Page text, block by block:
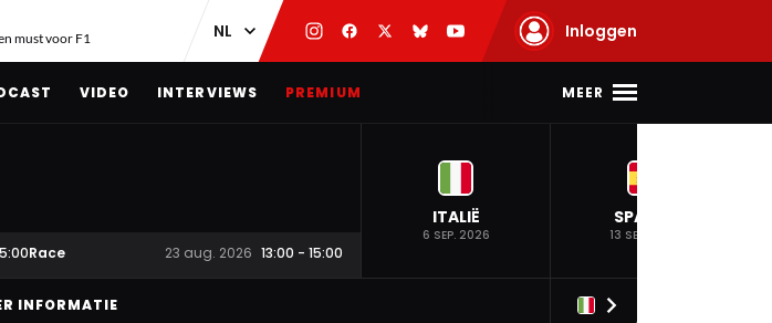
must voor F1 Inloggen
VIDEO INTERVIEWS PREMIUM MEER
Race 23 aug. 2026 13:00 - 15:00
ITALIË
6 SEP. 2026
SPANJE
13 SEP. 2026
INFORMATIE